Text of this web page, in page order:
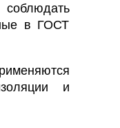
в ГОСТ
и